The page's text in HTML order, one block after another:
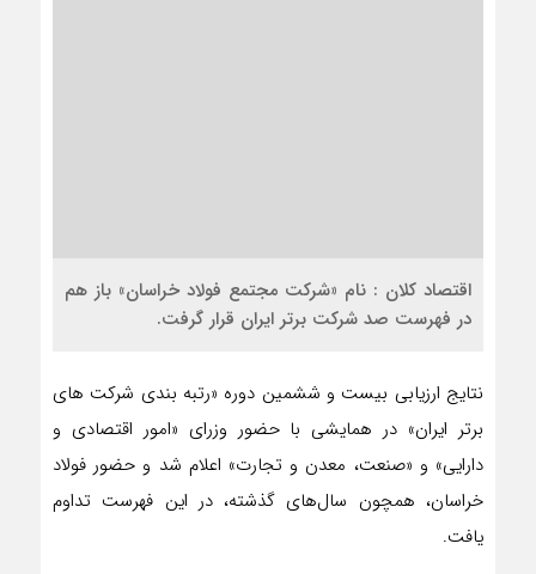
اقتصاد کلان : نام «شرکت مجتمع فولاد خراسان» باز هم
در فهرست صد شرکت برتر ایران قرار گرفت.
نتایج ارزیابی بیست و ششمین دوره «رتبه بندی شرکت های
برتر ایران» در همایشی با حضور وزرای «امور اقتصادی و
دارایی» و «صنعت، معدن و تجارت» اعلام شد و حضور فولاد
خراسان، همچون سال‌های گذشته، در این فهرست تداوم
یافت.